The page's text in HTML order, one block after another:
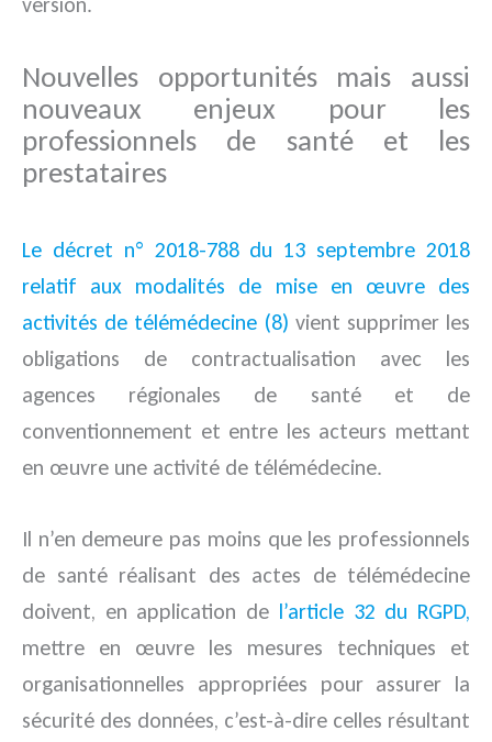
Nouvelles opportunités mais aussi
nouveaux enjeux pour les
professionnels de santé et les
prestataires
Le décret n° 2018-788 du 13 septembre 2018
relatif aux modalités de mise en œuvre des
activités de télémédecine (8) vient supprimer les
obligations de contractualisation avec les
agences régionales de santé et de
conventionnement et entre les acteurs mettant
en œuvre une activité de télémédecine.
Il n’en demeure pas moins que les professionnels
de santé réalisant des actes de télémédecine
doivent, en application de l’article 32 du RGPD,
mettre en œuvre les mesures techniques et
organisationnelles appropriées pour assurer la
sécurité des données, c’est-à-dire celles résultant